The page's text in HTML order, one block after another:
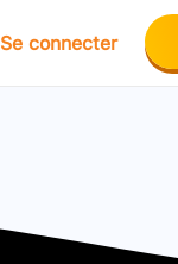
Se connecter